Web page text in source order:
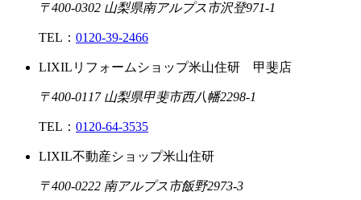
〒400-0302 山梨県南アルプス市沢登971-1
TEL： 0120-39-2466
LIXILリフォームショップ米山住研 甲斐店
〒400-0117 山梨県甲斐市西八幡2298-1
TEL： 0120-64-3535
LIXIL不動産ショップ米山住研
〒400-0222 南アルプス市飯野2973-3